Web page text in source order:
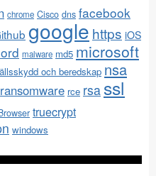
chrome Cisco dns facebook
google https iOS
malware md5 microsoft
och beredskap nsa
ransomware rce rsa ssl
truecrypt
windows